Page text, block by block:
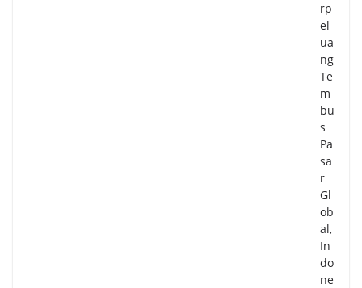
rp
el
ua
ng
Te
m
bu
s
Pa
sa
r
Gl
ob
al,
In
do
ne